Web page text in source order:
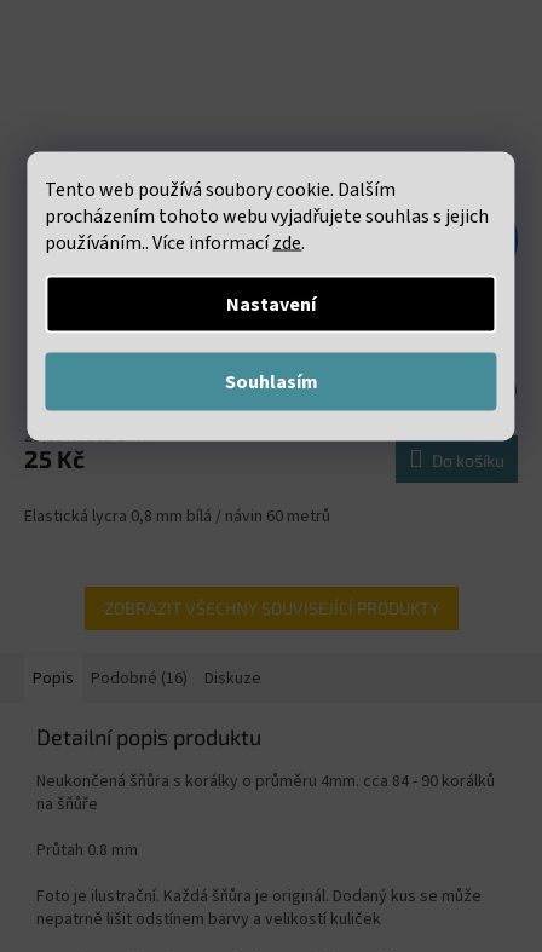
Tento web používá soubory cookie. Dalším
procházením tohoto webu vyjadřujete souhlas s jejich
používáním.. Více informacízde.
Nastavení
Souhlasím
48 Kč
Elastická lycra 0.8mm bílá návin 60 metrů
(211 ks)
20,66 Kč bez DPH
25 Kč Do košíku
Elastická lycra 0,8 mm bílá / návin 60 metrů
ZOBRAZIT VŠECHNY SOUVISEJÍCÍ PRODUKTY
Popis Podobné (16) Diskuze
Detailní popis produktu
Neukončená šňůra s korálky o průměru 4mm. cca 84 - 90 korálků
na šňůře
Průtah 0.8 mm
Foto je ilustrační. Každá šňůra je originál. Dodaný kus se může
nepatrně lišit odstínem barvy a velikostí kuliček